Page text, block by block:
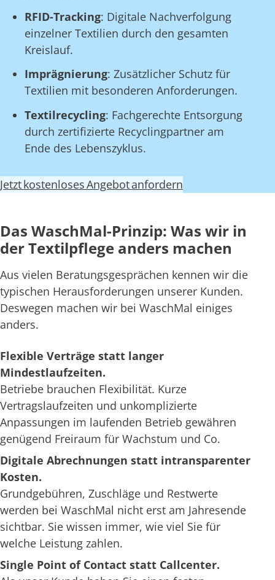
RFID-Tracking: Digitale Nachverfolgung
einzelner Textilien durch den gesamten
Kreislauf.
Imprägnierung: Zusätzlicher Schutz für
Textilien mit besonderen Anforderungen.
Textilrecycling: Fachgerechte Entsorgung
durch zertifizierte Recyclingpartner am
Ende des Lebenszyklus.
Jetzt kostenloses Angebot anfordern
Das WaschMal-Prinzip: Was wir in
der Textilpflege anders machen
Aus vielen Beratungsgesprächen kennen wir die
typischen Herausforderungen unserer Kunden.
Deswegen machen wir bei WaschMal einiges
anders.
Flexible Verträge statt langer
Mindestlaufzeiten.
Betriebe brauchen Flexibilität. Kurze
Vertragslaufzeiten und unkomplizierte
Anpassungen im laufenden Betrieb gewähren
genügend Freiraum für Wachstum und Co.
Digitale Abrechnungen statt intransparenter
Kosten.
Grundgebühren, Zuschläge und Restwerte
werden bei WaschMal nicht erst am Jahresende
sichtbar. Sie wissen immer, wie viel Sie für
welche Leistung zahlen.
Single Point of Contact statt Callcenter.